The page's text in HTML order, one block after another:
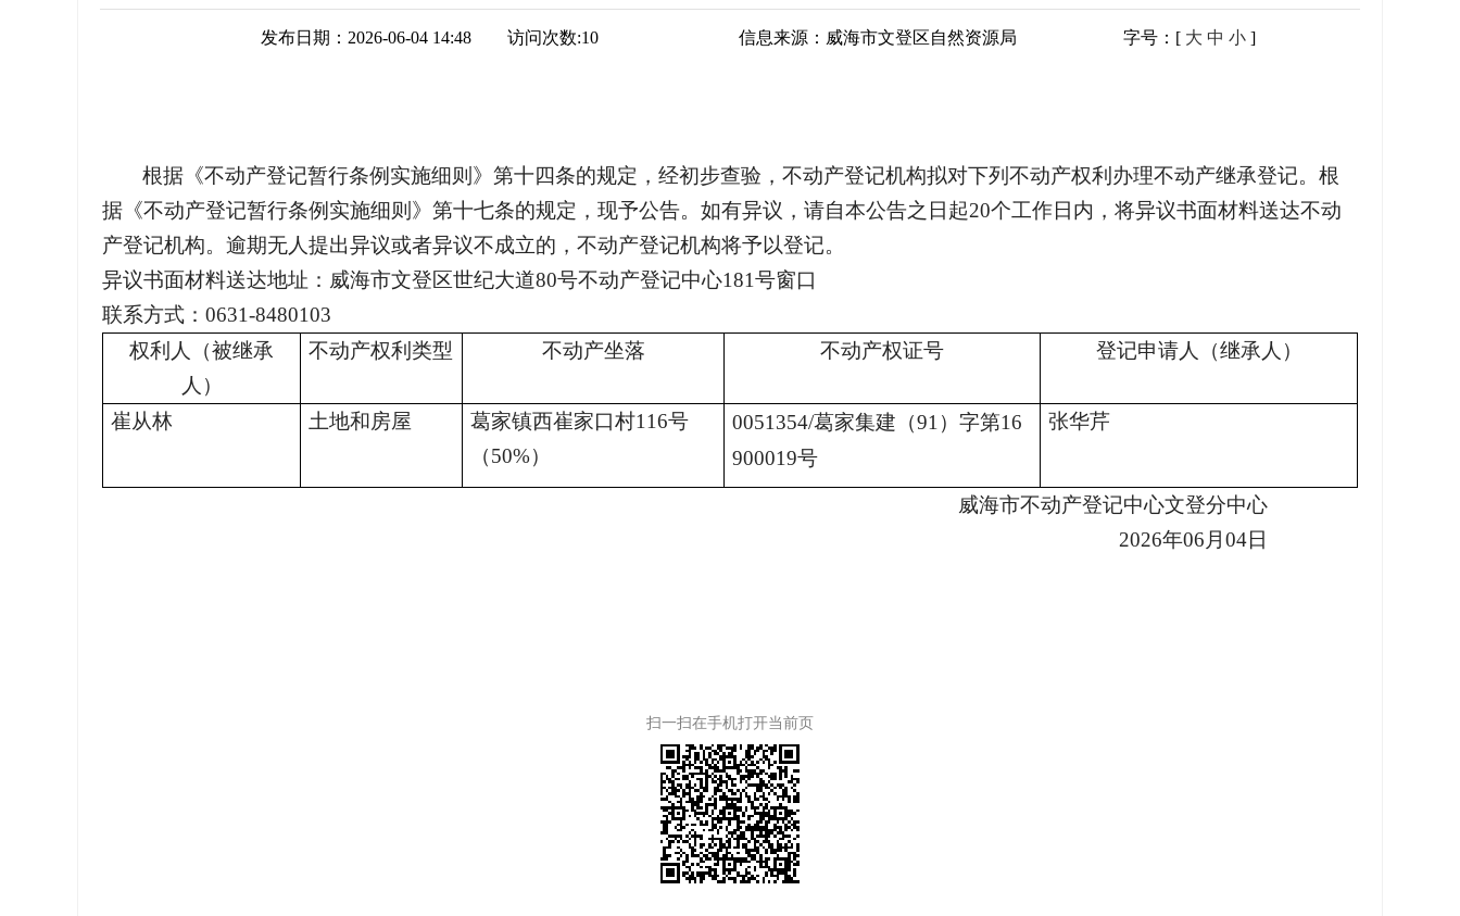
发布日期：2026-06-04 14:48 访问次数:10 信息来源： 威海市文登区自然资源局 字号：[ 大 中 小 ]
根据《不动产登记暂行条例实施细则》第十四条的规定，经初步查验，不动产登记机构拟对下列不动产权利办理不动产继承登记。根
据《不动产登记暂行条例实施细则》第十七条的规定，现予公告。如有异议，请自本公告之日起20个工作日内，将异议书面材料送达不动
产登记机构。逾期无人提出异议或者异议不成立的，不动产登记机构将予以登记。
异议书面材料送达地址：威海市文登区世纪大道80号不动产登记中心181号窗口
联系方式：0631-8480103
权利人（被继承
人）
不动产权利类型 不动产坐落 不动产权证号 登记申请人（继承人）
崔从林 土地和房屋
葛家镇西崔家口村116号
（50%）
0051354/葛家集建（91）字第16
900019号
张华芹
威海市不动产登记中心文登分中心
2026年06月04日
扫一扫在手机打开当前页